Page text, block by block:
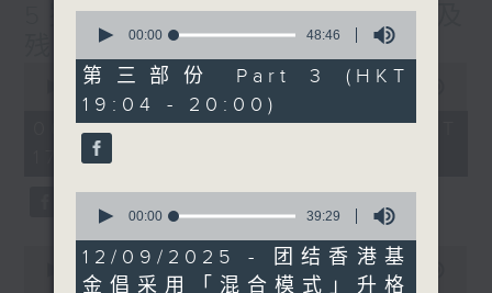
5岁男童被虐致死 母亲误杀及
残酷对待儿童罪成判囚22年
seconds
minutes,
00:00 48:53
06/08/2026 - 足本 Full (HKT
17:00 - 18:00)
seconds
18:22
seconds
48
minutes,
46
seconds
00:00 48:46
第三部份 Part 3 (HKT
19:04 - 20:00)
seconds
39
minutes,
29
00:00 39:29
12/09/2025 - 团结香港基
金倡采用「混合模式」升格